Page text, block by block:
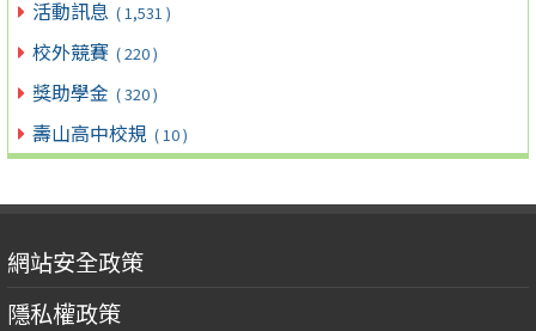
活動訊息 ( 1,531 )
校外競賽 ( 220 )
獎助學金 ( 320 )
壽山高中校規 ( 10 )
網站安全政策
隱私權政策